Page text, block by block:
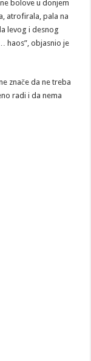
bolove u donjem
atrofirala, pala na
levog i desnog
haos”, objasnio je
znače da ne treba
radi i da nema